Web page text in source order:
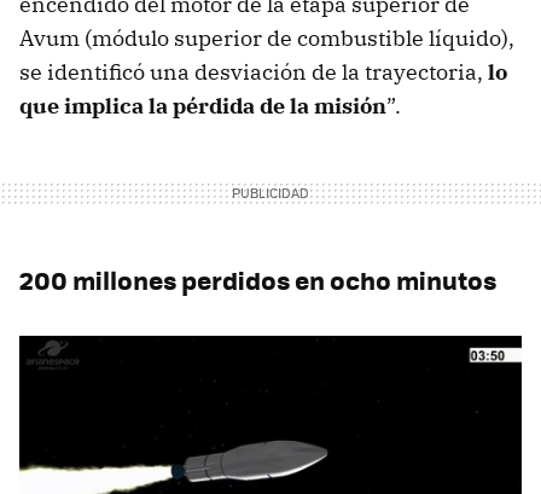
Avum (módulo superior de combustible líquido),
se identificó una desviación de la trayectoria, lo
que implica la pérdida de la misión”.
200 millones perdidos en ocho minutos